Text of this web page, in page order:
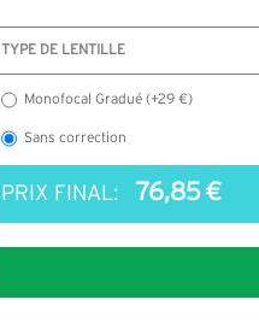
TYPE DE LENTILLE
Monofocal Gradué (+29 €)
Sans correction
PRIX FINAL: 76,85 €